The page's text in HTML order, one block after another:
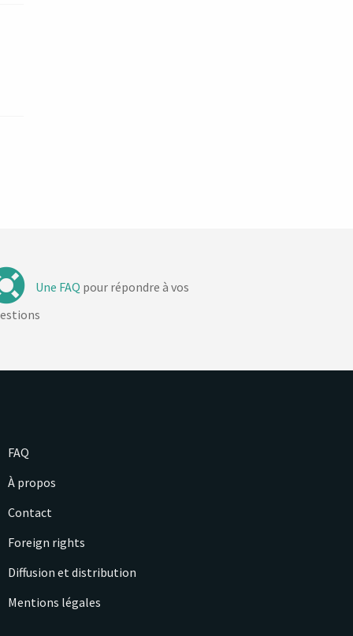
Une FAQ pour répondre à vos
FAQ
À propos
Contact
Foreign rights
Diffusion et distribution
Mentions légales